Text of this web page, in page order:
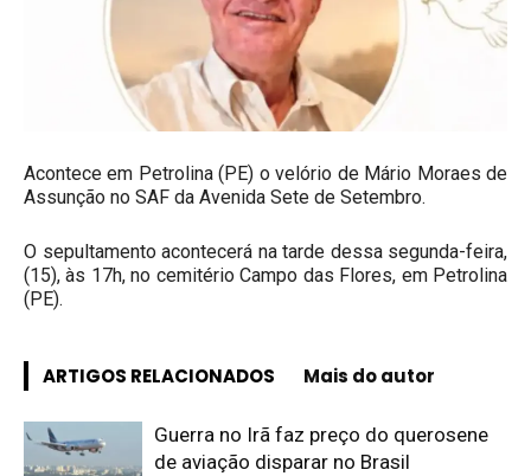
Acontece em Petrolina (PE) o velório de Mário Moraes de
Assunção no SAF da Avenida Sete de Setembro.
O sepultamento acontecerá na tarde dessa segunda-feira,
(15), às 17h, no cemitério Campo das Flores, em Petrolina
(PE).
ARTIGOS RELACIONADOS Mais do autor
Guerra no Irã faz preço do querosene
de aviação disparar no Brasil